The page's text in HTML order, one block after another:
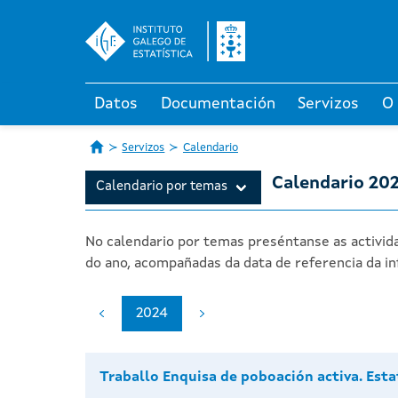
Datos Documentación Servizos O
Servizos Calendario
Calendario por temas Calendario
No calendario por temas preséntanse as
do ano, acompañadas da data de referencia da
2024
Traballo Enquisa de poboación activa.